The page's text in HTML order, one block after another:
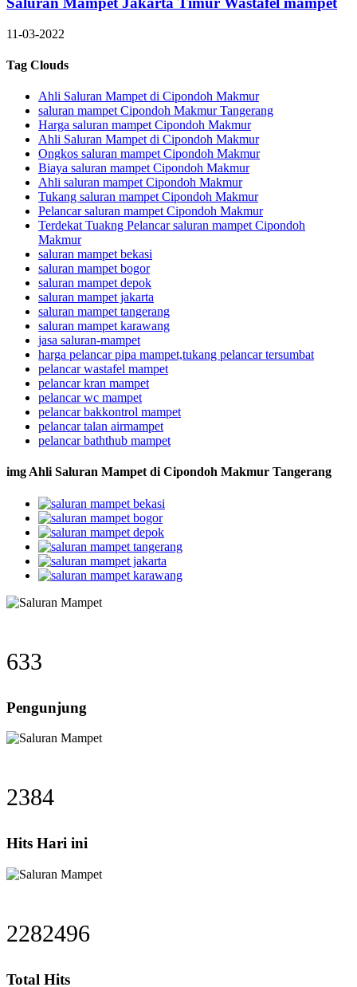
11-03-2022
Tag Clouds
Ahli Saluran Mampet di Cipondoh Makmur
saluran mampet Cipondoh Makmur Tangerang
Harga saluran mampet Cipondoh Makmur
Ahli Saluran Mampet di Cipondoh Makmur
Ongkos saluran mampet Cipondoh Makmur
Biaya saluran mampet Cipondoh Makmur
Ahli saluran mampet Cipondoh Makmur
Tukang saluran mampet Cipondoh Makmur
Pelancar saluran mampet Cipondoh Makmur
Terdekat Tuakng Pelancar saluran mampet Cipondoh
Makmur
saluran mampet bekasi
saluran mampet bogor
saluran mampet depok
saluran mampet jakarta
saluran mampet tangerang
saluran mampet karawang
jasa saluran-mampet
harga pelancar pipa mampet,tukang pelancar tersumbat
pelancar wastafel mampet
pelancar kran mampet
pelancar wc mampet
pelancar bakkontrol mampet
pelancar talan airmampet
pelancar baththub mampet
img Ahli Saluran Mampet di Cipondoh Makmur Tangerang
633
Pengunjung
2384
Hits Hari ini
2282496
Total Hits